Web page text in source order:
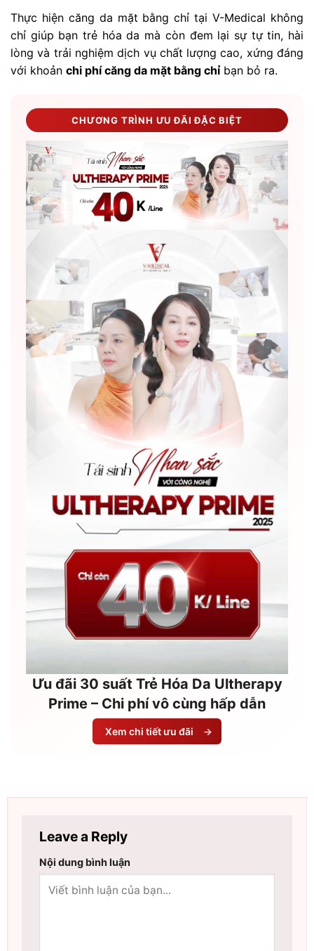
Thực hiện căng da mặt bằng chỉ tại V-Medical không
chỉ giúp bạn trẻ hóa da mà còn đem lại sự tự tin, hài
lòng và trải nghiệm dịch vụ chất lượng cao, xứng đáng
với khoản chi phí căng da mặt bằng chỉbạn bỏ ra.
CHƯƠNG TRÌNH ƯU ĐÃI ĐẶC BIỆT
Ưu đãi 30 suất Trẻ Hóa Da Ultherapy
Prime – Chi phí vô cùng hấp dẫn
Xem chi tiết ưu đãi →
Leave a Reply
Nội dung bình luận